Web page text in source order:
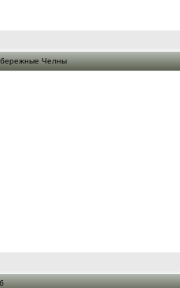
Челны